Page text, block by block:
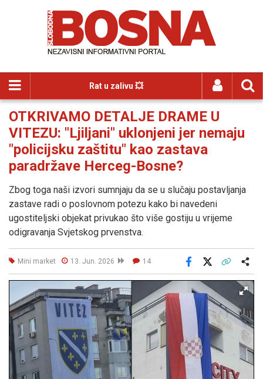
Rat u zalivu 💥
OTKRIVAMO DETALJE DRAME U
VITEZU: "Ljiljani" uklonjeni jer nemaju
"policijsku zaštitu" kao zastava
paradržave Herceg-Bosne?
Zbog toga naši izvori sumnjaju da se u slučaju postavljanja
zastave radi o poslovnom potezu kako bi navedeni
ugostiteljski objekat privukao što više gostiju u vrijeme
odigravanja Svjetskog prvenstva.
Mini market 13. Jun. 2026 14
Facebook